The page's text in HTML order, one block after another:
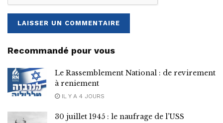
Recommandé pour vous
Le Rassemblement National : de revirement
à reniement
IL Y A 4 JOURS
30 juillet 1945 : le naufrage de l’USS